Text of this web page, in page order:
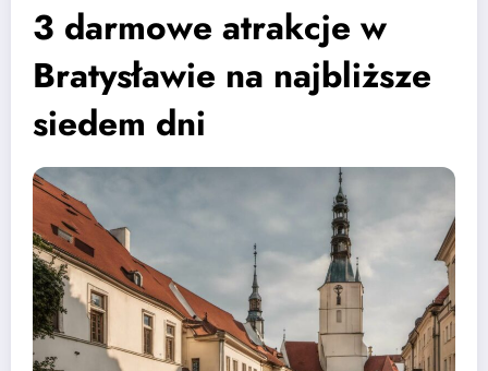
3 darmowe atrakcje w
Bratysławie na najbliższe
siedem dni